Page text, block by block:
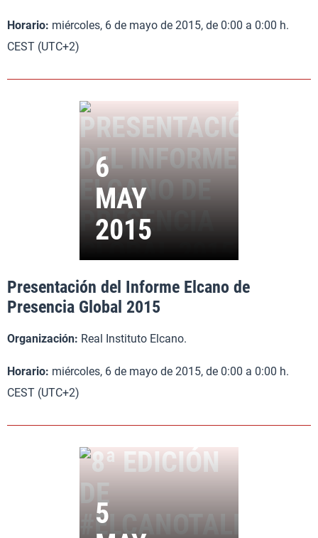
Horario: miércoles, 6 de mayo de 2015, de 0:00 a 0:00 h.
CEST (UTC+2)
Presentación del Informe Elcano de
Presencia Global 2015
Organización: Real Instituto Elcano.
Horario: miércoles, 6 de mayo de 2015, de 0:00 a 0:00 h.
CEST (UTC+2)